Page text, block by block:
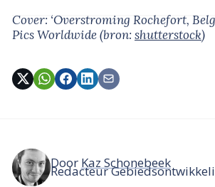
Cover: ‘Overstroming Rochefort,
Pics Worldwide(bron: shutterstock)
Door Kaz Schonebeek
Redacteur